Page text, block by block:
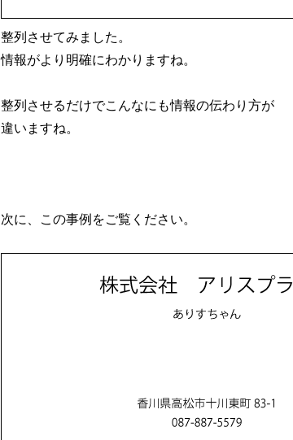
整列させてみました。
情報がより明確にわかりますね。
整列させるだけでこんなにも情報の伝わり方が
違いますね。
次に、この事例をご覧ください。